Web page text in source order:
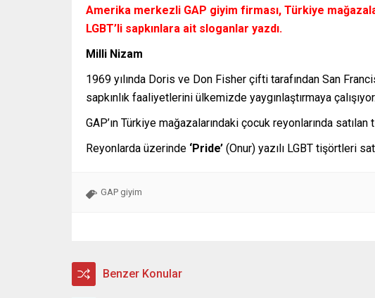
Amerika merkezli GAP giyim firması, Türkiye
LGBT’li sapkınlara ait sloganlar yazdı.
Milli Nizam
1969 yılında Doris ve Don Fisher çifti tarafından San
sapkınlık faaliyetlerini ülkemizde yaygınlaştırmaya çalışıyor.
GAP’ın Türkiye mağazalarındaki çocuk reyonlarında
Reyonlarda üzerinde ‘Pride’ (Onur) yazılı LGBT tişörtleri
GAP giyim
Benzer Konular